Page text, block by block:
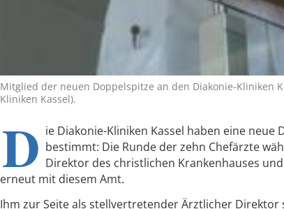
Mitglied der neuen Doppelspitze an den Diakonie-Kliniken
Kliniken Kassel).
D ie Diakonie-Kliniken Kassel haben eine
bestimmt: Die Runde der zehn Chefärzte
Direktor des christlichen Krankenhauses
erneut mit diesem Amt.
Ihm zur Seite als stellvertretender Ärztlicher